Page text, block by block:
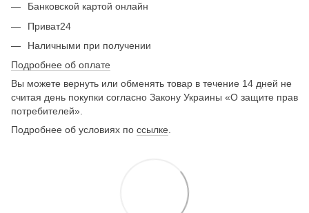
Банковской картой онлайн
Приват24
Наличными при получении
Подробнее об оплате
Вы можете вернуть или обменять товар в течение 14 дней не
считая день покупки согласно Закону Украины «О защите прав
потребителей».
Подробнее об условиях по ссылке.